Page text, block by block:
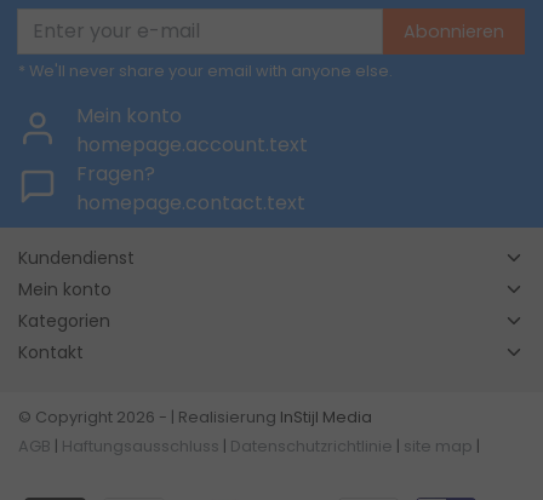
Abonnieren
* We'll never share your email with anyone else.
Mein konto
homepage.account.text
Fragen?
homepage.contact.text
Kundendienst
Mein konto
Kategorien
Kontakt
© Copyright 2026 - | Realisierung InStijl Media
AGB
Haftungsausschluss Datenschutzrichtlinie site map